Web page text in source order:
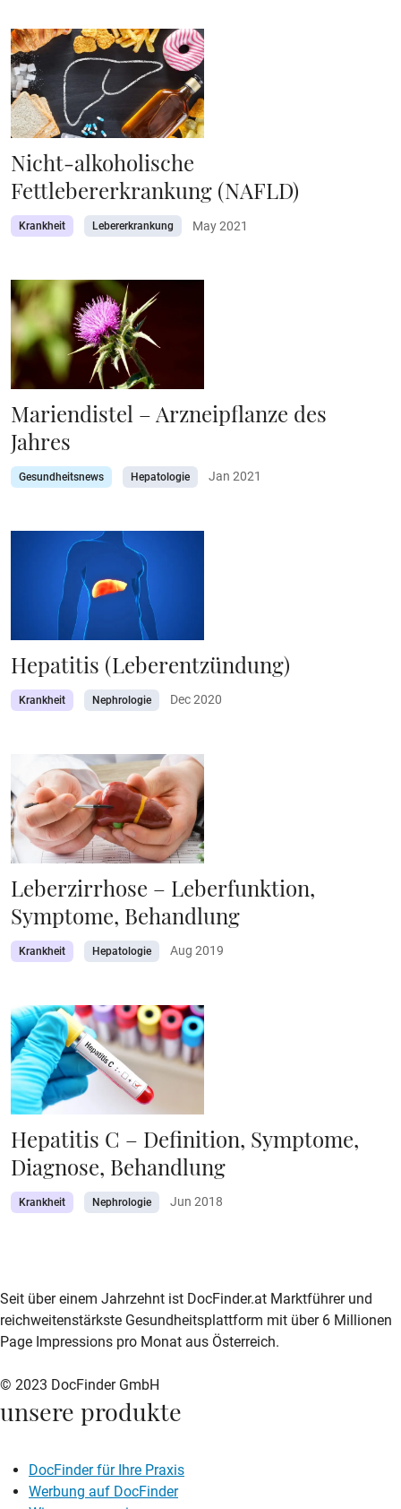
Nicht-alkoholische
Fettlebererkrankung (NAFLD)
Krankheit Lebererkrankung May 2021
Mariendistel – Arzneipflanze des
Jahres
Gesundheitsnews Hepatologie Jan 2021
Hepatitis (Leberentzündung)
Krankheit Nephrologie Dec 2020
Leberzirrhose – Leberfunktion,
Symptome, Behandlung
Krankheit Hepatologie Aug 2019
Hepatitis C – Definition, Symptome,
Diagnose, Behandlung
Krankheit Nephrologie Jun 2018
zur DocFinder-Startseite
logo icon
Seit über einem Jahrzehnt ist DocFinder.at Marktführer und
reichweitenstärkste Gesundheitsplattform mit über 6 Millionen
Page Impressions pro Monat aus Österreich.
© 2023 DocFinder GmbH
unsere produkte
DocFinder für Ihre Praxis
Werbung auf DocFinder